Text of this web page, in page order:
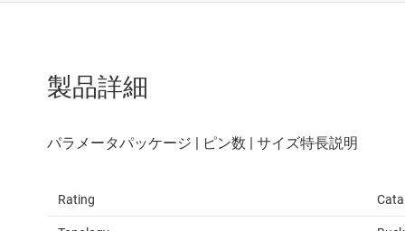
製品詳細
Rating